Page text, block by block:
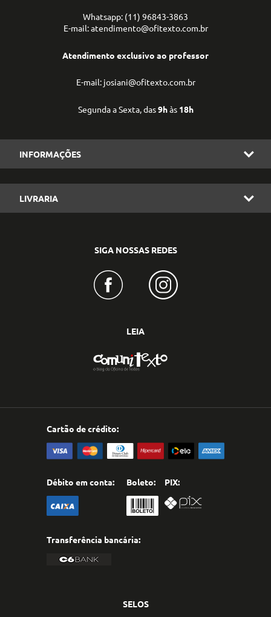
Whatsapp: (11) 96843-3863
E-mail: atendimento@ofitexto.com.br
Atendimento exclusivo ao professor
E-mail: josiani@ofitexto.com.br
Segunda a Sexta, das9hàs 18h
INFORMAÇÕES
LIVRARIA
SIGA NOSSAS REDES
LEIA
Cartão de crédito:
Débito em conta: Boleto: PIX:
Transferência bancária:
SELOS